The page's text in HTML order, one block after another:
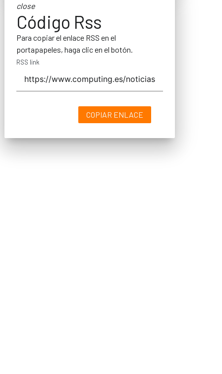
close
Código Rss
Para copiar el enlace RSS en el
portapapeles, haga clic en el botón.
RSS link
COPIAR ENLACE